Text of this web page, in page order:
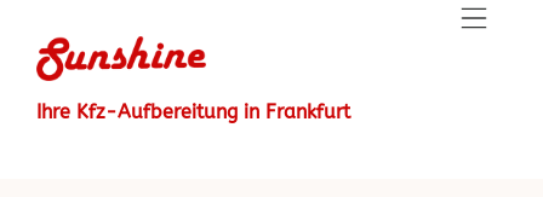
Ihre Kfz-Aufbereitung in Frankfurt